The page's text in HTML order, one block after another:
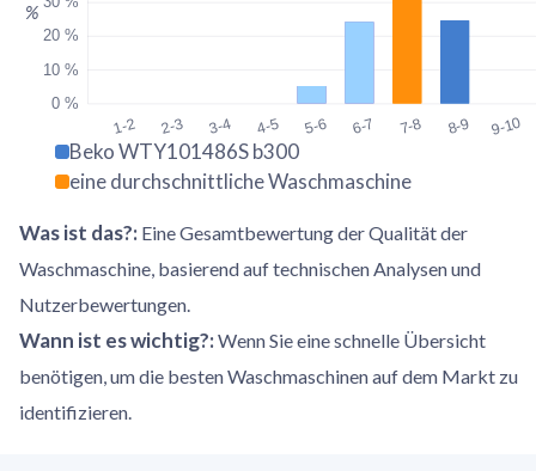
1-2 2-3 3-4 4-5 5-6 6-7 7-8 8-9 9-10
0 %
10 %
20 %
%
Beko WTY101486S b300
eine durchschnittliche Waschmaschine
Was ist das?: Eine Gesamtbewertung der Qualität der
Waschmaschine, basierend auf technischen Analysen und
Nutzerbewertungen.
Wann ist es wichtig?: Wenn Sie eine schnelle Übersicht
benötigen, um die besten Waschmaschinen auf dem Markt zu
identifizieren.